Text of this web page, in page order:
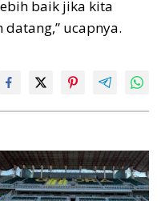
baik jika kita
ucapnya.